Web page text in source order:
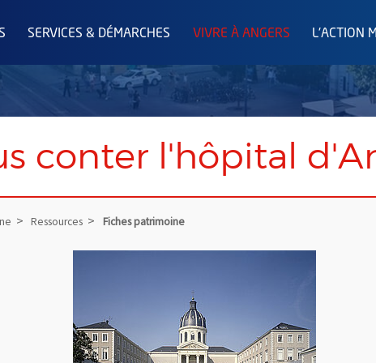
SERVICES & DÉMARCHES VIVRE À ANGERS L'ACTION
conter l'hôpital
Ressources Fiches patrimoine